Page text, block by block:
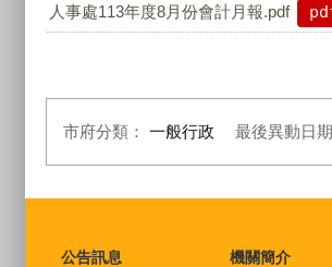
人事處113年度8月份會計月報.pdf
市府分類： 一般行政 最後異動日期
公告訊息 機關簡介